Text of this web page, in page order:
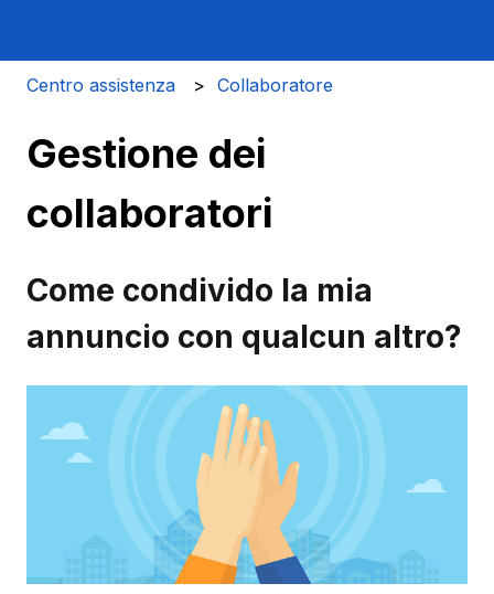
Centro assistenza Collaboratore
Gestione dei
collaboratori
Come condivido la mia
annuncio con qualcun altro?